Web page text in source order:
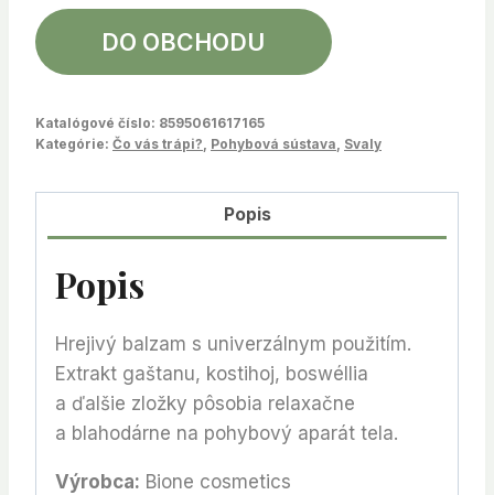
DO OBCHODU
Katalógové číslo: 8595061617165
Kategórie: Čo vás trápi?, Pohybová sústava, Svaly
Popis
Popis
Hrejivý balzam s univerzálnym použitím.
Extrakt gaštanu, kostihoj, boswéllia
a ďalšie zložky pôsobia relaxačne
a blahodárne na pohybový aparát tela.
Výrobca: Bione cosmetics